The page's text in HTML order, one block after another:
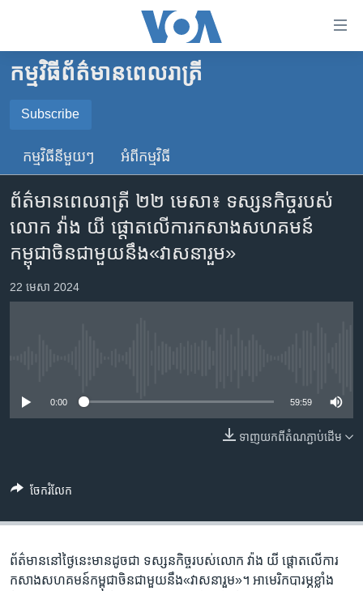
គេហទំព័រ​
ទាក់ទង
រំលង​
ទំព័រ​
ព័ត៌មាន​​
តែ​
ម្តង
និង​
រំលង​
កាន់​
ស្វែង​
កម្ពុជា
អន្តរជាតិ
ចិន
ហេឡូវីអូអេ
កម្ពុជាច្នៃប្រតិដ្ឋ
ព្រឹត្តិការណ៍ព័ត៌មាន
ទូរទស្សន៍ / វីដេអូ​
កម្មវិធី​ព័ត៌មាន​ពេលរាត្រី
Subscribe
SUBSCRIBE
YouTube Music
Spotify
កម្មវិធី​នីមួយៗ អំពី​កម្មវិធី​
ព័ត៌មានពេលរាត្រី ២២ មេសា៖ ទស្សនកិច្ច​របស់​
លោក វ៉ាង យី ផ្តោត​លើ​ការកសាង​សហគមន៍
កម្ពុជាចិនជាមួយនឹង​«វាសនារួម»
22 មេសា 2024
0:00 59:59
ទាញ​យក​ពី​តំណភ្ជាប់​ដើម
ចែករំលែក
ព័ត៌មាននៅថ្ងៃនេះមានដូចជា ទស្សនកិច្ច​របស់​លោក វ៉ាង យី ផ្តោត​លើ​ការ
កសាង​សហគមន៍កម្ពុជាចិនជាមួយនឹង​«វាសនារួម»។ អាមេរិក​បារម្ភ​ខ្លាំង​